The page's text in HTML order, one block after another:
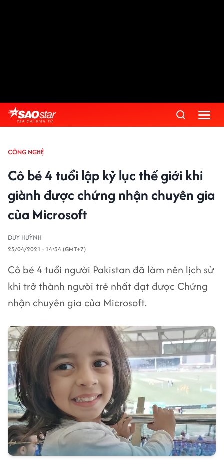
CÔNG NGHỆ
Cô bé 4 tuổi lập kỷ lục thế giới khi
giành được chứng nhận chuyên gia
của Microsoft
DUY HUỲNH
25/04/2021 - 14:34 (GMT+7)
Cô bé 4 tuổi người Pakistan đã làm nên lịch sử
khi trở thành người trẻ nhất đạt được Chứng
nhận chuyên gia của Microsoft.